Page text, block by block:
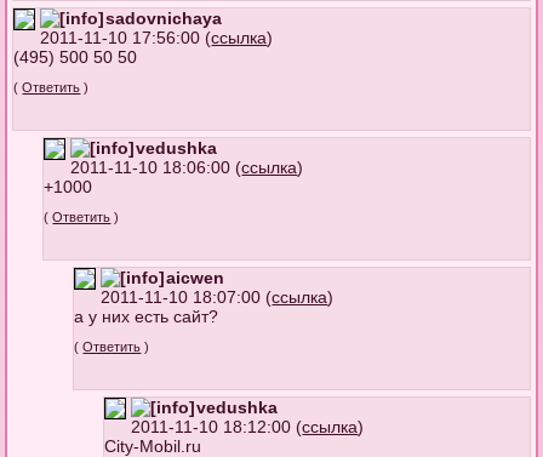
sadovnichaya
2011-11-10 17:56:00 (ссылка)
(495) 500 50 50
(Ответить )
vedushka
2011-11-10 18:06:00 (ссылка)
+1000
(Ответить )
aicwen
2011-11-10 18:07:00 (ссылка)
а у них есть сайт?
(Ответить )
vedushka
2011-11-10 18:12:00 (ссылка)
City-Mobil.ru